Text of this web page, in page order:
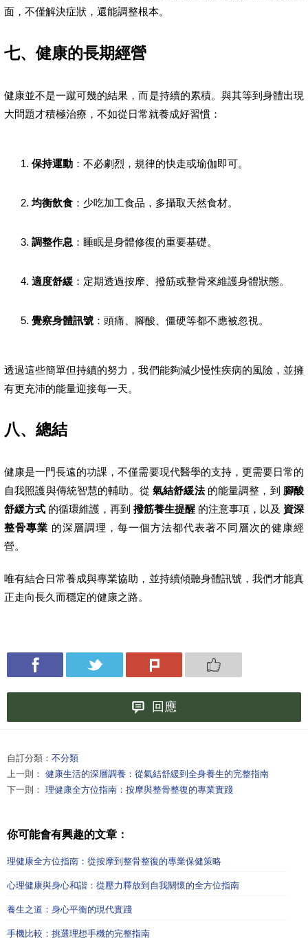
面，不僅解決症狀，還能調整根本。
七、健康的長期經營
健康並不是一蹴可幾的結果，而是持續的累積。與其等到身體出現
大問題才積極治療，不如從日常就養成好習慣：
保持運動 ：不必劇烈，規律的快走或瑜伽即可。
均衡飲食 ：少吃加工食品，多攝取天然食材。
調整作息 ：睡眠是身體修復的重要基礎。
適度舒緩 ：定期透過按摩、撥筋或整骨來維護身體狀態。
覺察身體訊號 ：頭痛、腳酸、僵硬等都不應被忽視。
透過這些簡單但持續的努力，我們能夠減少慢性疾病的風險，並擁
有更充沛的能量迎接每一天。
八、總結
健康是一門長遠的功課，不僅需要現代醫學的支持，更需要日常的
自我照護與傳統智慧的輔助。從 氣結舒緩法的能量調整，到 腳酸
舒緩方式 的循環維護，再到 撥筋養生提醒 的注意事項，以及 資深
整骨專業 的深層調理，每一個方法都代表著不同層次的健康經
營。
唯有結合日常養成與專業協助，並持續傾聽身體訊號，我們才能真
正走向長久而穩定的健康之路。
回應
自訂分類： 不分類
上一則： 健康生活的深層調養：從氣結舒緩到全身養生的完整指南
下一則： 理健康全方位指南：按摩與整骨整復的專業實踐
你可能會有興趣的文章：
理健康全方位指南：從按摩到整骨整復的專業保健策略
心理健康與身心和諧：從壓力釋放到自我關懷的全方位指南
養生之道：身心平衡的現代實踐
手機比較：挑選理想手機的完整指南